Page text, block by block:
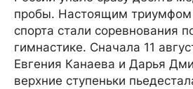
пробы. Настоящим триумфом
спорта стали соревнования
гимнастике. Сначала 11
Евгения Канаева и Дарья
верхние ступеньки